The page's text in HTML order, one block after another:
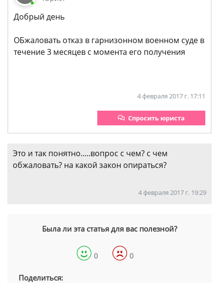
Добрый день
ОБжаловать отказ в гарнизонном военном суде в
течение 3 месяцев с момента его получения
4 февраля 2017 г. 17:11
Спросить юриста
Это и так понятно.....вопрос с чем? с чем
обжаловать? на какой закон опираться?
4 февраля 2017 г. 19:29
Была ли эта статья для вас полезной?
0 0
Поделиться: